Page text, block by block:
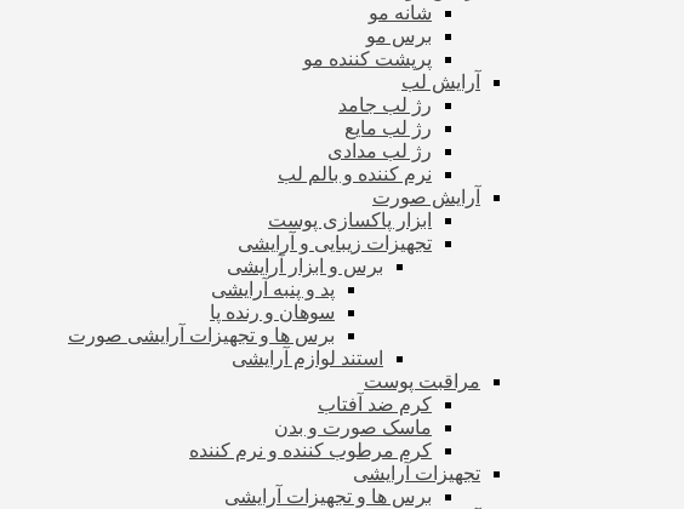
شانه مو
برس مو
پرپشت کننده مو
آرایش لب
رژ لب جامد
رژ لب مایع
رژ لب مدادی
نرم کننده و بالم لب
آرایش صورت
ابزار پاکسازی پوست
تجهیزات زیبایی و آرایشی
برس و ابزار آرایشی
پد و پنبه آرایشی
سوهان و رنده پا
برس ها و تجهیزات آرایشی صورت
استند لوازم آرایشی
مراقبت پوست
کرم ضد آفتاب
ماسک صورت و بدن
کرم مرطوب کننده و نرم کننده
تجهیزات آرایشی
برس ها و تجهیزات آرایشی